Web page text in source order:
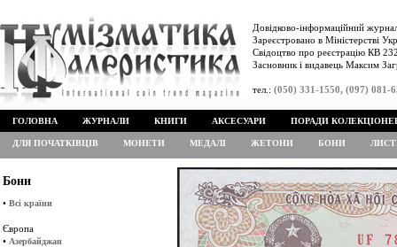
Довідково-інформаційний
Зареєстровано в Міністерстві
Свідоцтво про реєстрацію КВ
Засновник і видавець Максим
тел.: (050) 331-1550, (097) 081-
ГОЛОВНА ЖУРНАЛИ КНИГИ АКСЕСУАРИ ПОРАДИ
ДЛЯ ПОЧАТКІВЦІВ МОНЕТИ МЕДАЛІ ЖЕТОНИ БОНИ
Бони
• Всі країни
Європа
• Азербайджан